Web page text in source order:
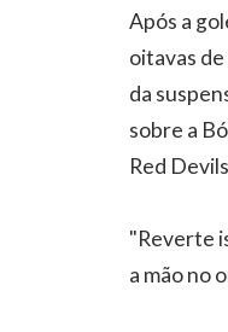
Após a
oitavas
da
sobre a
Red
"Reverte
a mão no